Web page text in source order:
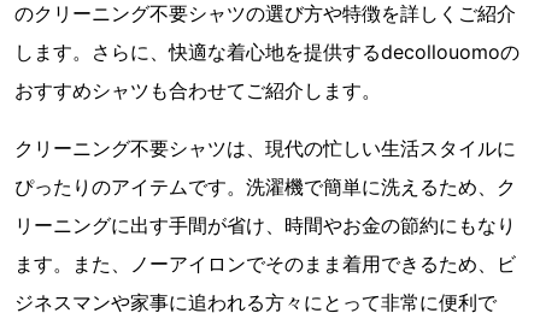
のクリーニング不要シャツの選び方や特徴を詳しくご紹介
します。さらに、快適な着心地を提供するdecollouomoの
おすすめシャツも合わせてご紹介します。
クリーニング不要シャツは、現代の忙しい生活スタイルに
ぴったりのアイテムです。洗濯機で簡単に洗えるため、ク
リーニングに出す手間が省け、時間やお金の節約にもなり
ます。また、ノーアイロンでそのまま着用できるため、ビ
ジネスマンや家事に追われる方々にとって非常に便利で